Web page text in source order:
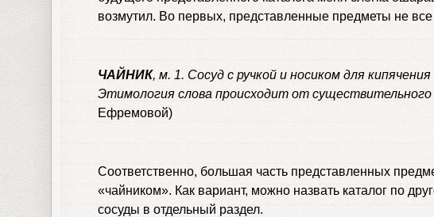
возмутил. Во первых, представленные предметы не
ЧАЙНИК, м. 1. Сосуд с ручкой и носиком для
Этимология слова происходит от существительного
Ефремовой)
Соответственно, большая часть представленных
«чайником». Как вариант, можно назвать каталог по
сосуды в отдельный раздел.